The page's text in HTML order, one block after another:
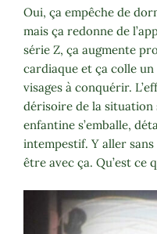
Oui, ça empêche de
mais ça redonne de
série Z, ça augmente
cardiaque et ça colle
visages à conquérir.
dérisoire de la situation
enfantine s’emballe,
intempestif. Y aller
être avec ça. Qu’est ce